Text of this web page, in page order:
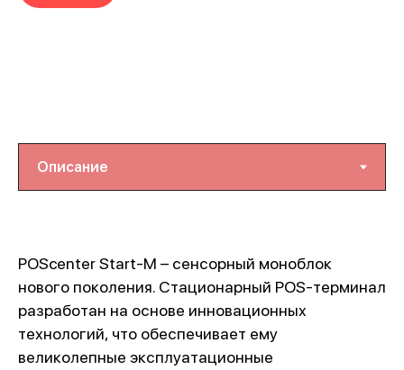
POScenter Start-M – сенсорный моноблок
нового поколения. Стационарный POS-терминал
разработан на основе инновационных
технологий, что обеспечивает ему
великолепные эксплуатационные